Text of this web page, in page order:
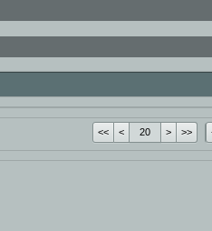
<< < > >>